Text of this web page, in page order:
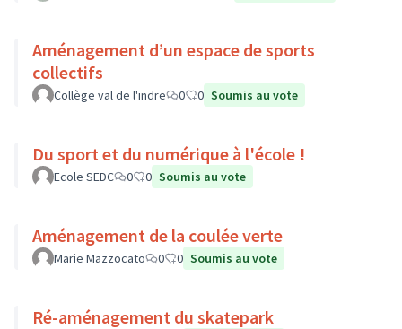
Aménagement d’un espace de sports
collectifs
Collège val de l'indre 0 0 Soumis au vote
Du sport et du numérique à l'école !
Ecole SEDC 0 0 Soumis au vote
Aménagement de la coulée verte
Marie Mazzocato 0 0 Soumis au vote
Ré-aménagement du skatepark